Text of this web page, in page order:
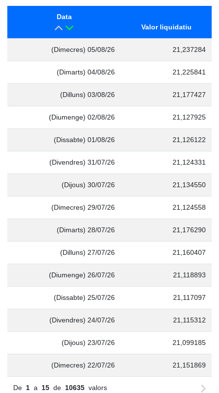
Data
Valor liquidatiu
De 1 a 15 de 10635 valors
(Dimecres) 05/08/26 21,237284
(Dimarts) 04/08/26 21,225841
(Dilluns) 03/08/26 21,177427
(Diumenge) 02/08/26 21,127925
(Dissabte) 01/08/26 21,126122
(Divendres) 31/07/26 21,124331
(Dijous) 30/07/26 21,134550
(Dimecres) 29/07/26 21,124558
(Dimarts) 28/07/26 21,176290
(Dilluns) 27/07/26 21,160407
(Diumenge) 26/07/26 21,118893
(Dissabte) 25/07/26 21,117097
(Divendres) 24/07/26 21,115312
(Dijous) 23/07/26 21,099185
(Dimecres) 22/07/26 21,151869